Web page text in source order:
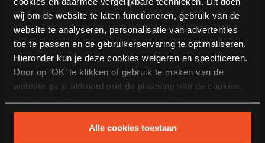
wij om de website te laten functioneren, gebruik van de
website te analyseren, personalisatie van advertenties
toe te passen en de gebruikerservaring te optimaliseren.
Hieronder kun je deze cookies weigeren en specificeren.
Door op ‘OK’ te klikken of gebruik te maken van de
website ga je akkoord met de plaatsing van de cookies.
Meer informatie over cookies en het gebruik van
persoonsgegevens door Van Manen Keukens vind je
Alle cookies toestaan